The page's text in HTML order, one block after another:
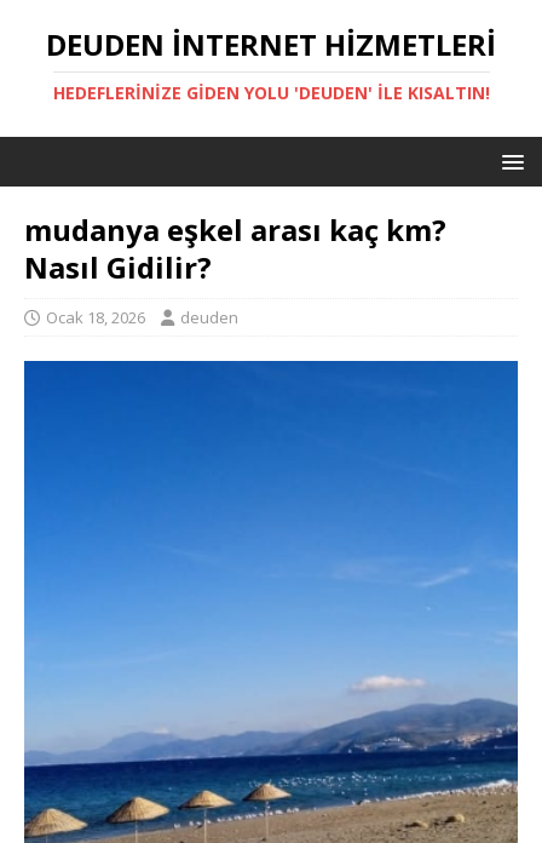
DEUDEN İNTERNET HIZMETLERI
HEDEFLERINIZE GIDEN YOLU 'DEUDEN' ILE KISALTIN!
mudanya eşkel arası kaç km?
Nasıl Gidilir?
Ocak 18, 2026 deuden